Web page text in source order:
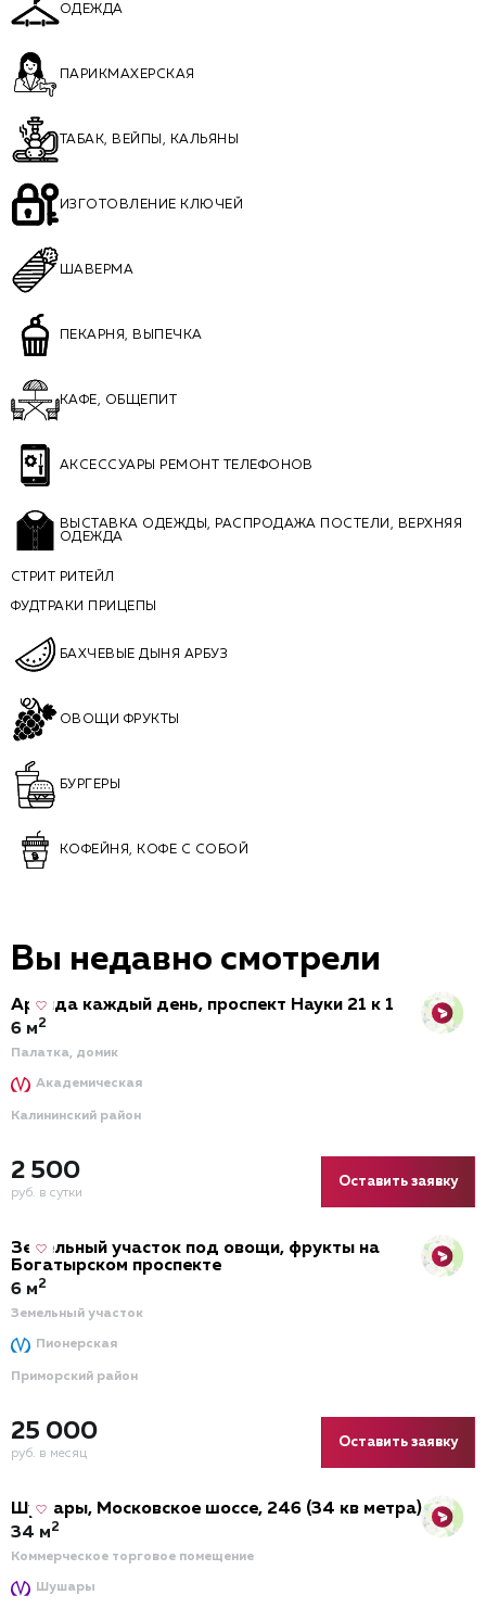
ОДЕЖДА
ПАРИКМАХЕРСКАЯ
ТАБАК, ВЕЙПЫ, КАЛЬЯНЫ
ИЗГОТОВЛЕНИЕ КЛЮЧЕЙ
ШАВЕРМА
ПЕКАРНЯ, ВЫПЕЧКА
КАФЕ, ОБЩЕПИТ
АКСЕССУАРЫ РЕМОНТ ТЕЛЕФОНОВ
ВЫСТАВКА ОДЕЖДЫ, РАСПРОДАЖА ПОСТЕЛИ, ВЕРХНЯЯ
ОДЕЖДА
СТРИТ РИТЕЙЛ
ФУДТРАКИ ПРИЦЕПЫ
БАХЧЕВЫЕ ДЫНЯ АРБУЗ
ОВОЩИ ФРУКТЫ
БУРГЕРЫ
КОФЕЙНЯ, КОФЕ С СОБОЙ
Вы недавно смотрели
Аренда каждый день, проспект Науки 21 к 1
Палатка, домик
Академическая
Калининский район
2 500
руб. в сутки
6 м2
Оставить заявку
Земельный участок под овощи, фрукты на
Богатырском проспекте
Земельный участок
Пионерская
Приморский район
25 000
руб. в месяц
6 м2
Оставить заявку
Шушары, Московское шоссе, 246 (34 кв метра)
Коммерческое торговое помещение
Шушары
34 м2